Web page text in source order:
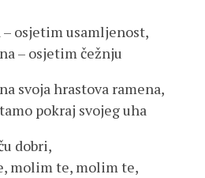
– osjetim usamljenost,
– osjetim čežnju
svoja hrastova ramena,
pokraj svojeg uha
dobri,
molim te, molim te,